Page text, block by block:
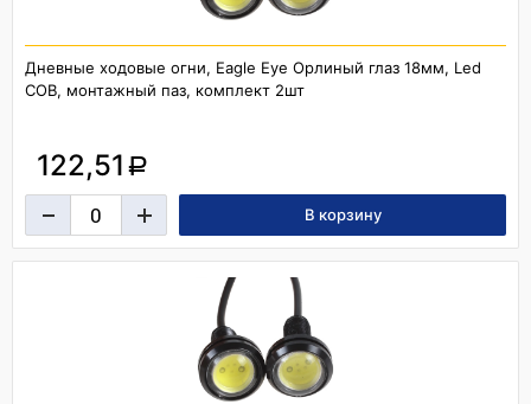
Дневные ходовые огни, Eagle Eye Орлиный глаз 18мм, Led
COB, монтажный паз, комплект 2шт
122,51 a